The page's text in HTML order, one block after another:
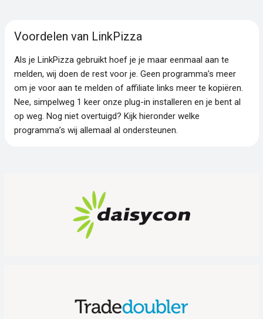
Voordelen van LinkPizza
Als je LinkPizza gebruikt hoef je je maar eenmaal aan te
melden, wij doen de rest voor je. Geen programma’s meer
om je voor aan te melden of affiliate links meer te kopiëren.
Nee, simpelweg 1 keer onze plug-in installeren en je bent al
op weg. Nog niet overtuigd? Kijk hieronder welke
programma’s wij allemaal al ondersteunen.